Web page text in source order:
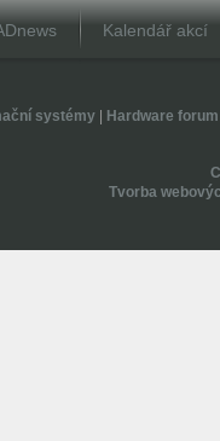
Kalendář akcí
systémy| Hardware forum
Tvorba